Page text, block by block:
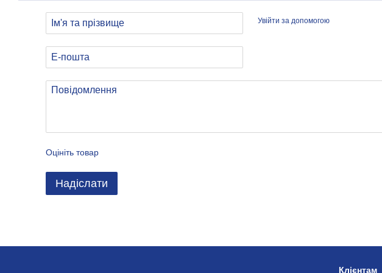
Увійти за допомогою
Оцініть товар
Надіслати
Клієнтам